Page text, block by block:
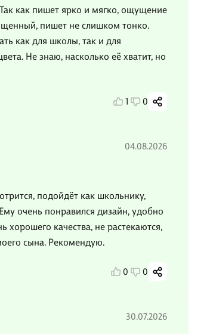
как пишет ярко и мягко, ощущение
пишет не слишком тонко.
как для школы, так и для
Не знаю, насколько её хватит, но
1 0
04.08.2026
подойдёт как школьнику,
очень понравился дизайн, удобно
хорошего качества, не растекаются,
сына. Рекомендую.
0 0
30.07.2026